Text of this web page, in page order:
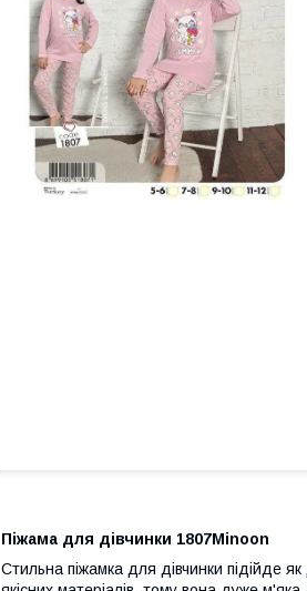
Піжама для дівчинки 1807Minoon
Стильна піжамка для дівчинки підійде